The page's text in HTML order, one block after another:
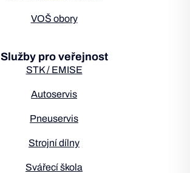
VOŠ obory
Služby pro veřejnost
STK / EMISE
Autoservis
Pneuservis
Strojní dílny
Svářecí škola